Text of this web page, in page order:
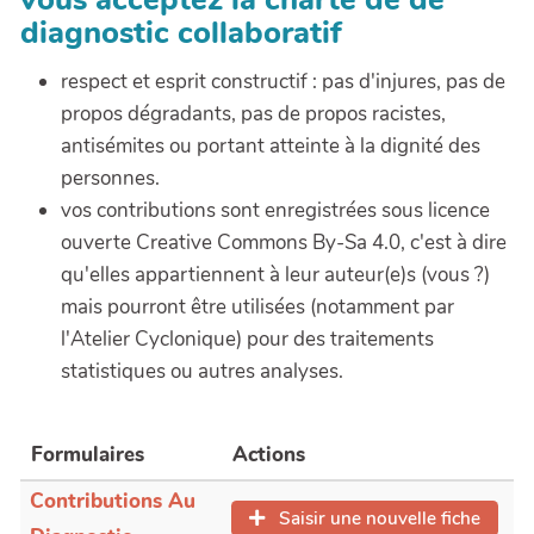
diagnostic collaboratif
respect et esprit constructif : pas d'injures, pas de
propos dégradants, pas de propos racistes,
antisémites ou portant atteinte à la dignité des
personnes.
vos contributions sont enregistrées sous licence
ouverte Creative Commons By-Sa 4.0, c'est à dire
qu'elles appartiennent à leur auteur(e)s (vous ?)
mais pourront être utilisées (notamment par
l'Atelier Cyclonique) pour des traitements
statistiques ou autres analyses.
Formulaires
Actions
Contributions Au
Saisir une nouvelle fiche